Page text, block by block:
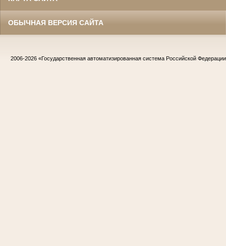
ОБЫЧНАЯ ВЕРСИЯ САЙТА
2006-2026 «Государственная автоматизированная система Российской